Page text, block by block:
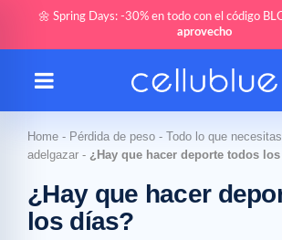
🌼 Spring Days: -30% en todo con el código
aprovecho
Home - Pérdida de peso - Todo lo que
adelgazar - ¿Hay que hacer deporte todos
¿Hay que hacer
los días?